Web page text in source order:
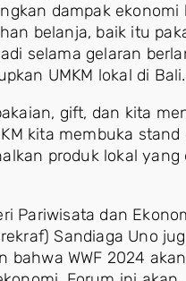
dampak ekonomi
belanja, baik itu
selama gelaran
UMKM lokal di Bali.
gift, dan kita
kita membuka stand
produk lokal yang
Pariwisata dan
Sandiaga Uno
bahwa WWF 2024 akan